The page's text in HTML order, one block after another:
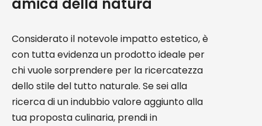
Considerato il notevole impatto estetico, è
con tutta evidenza un prodotto ideale per
chi vuole sorprendere per la ricercatezza
dello stile del tutto naturale. Se sei alla
ricerca di un indubbio valore aggiunto alla
tua proposta culinaria, prendi in